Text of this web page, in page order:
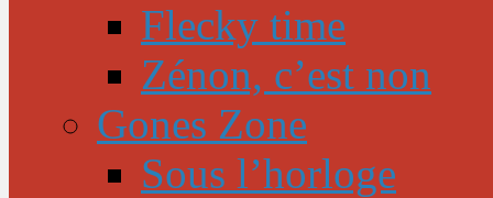
Flecky time
Zénon, c’est non
Gones Zone
Sous l’horloge